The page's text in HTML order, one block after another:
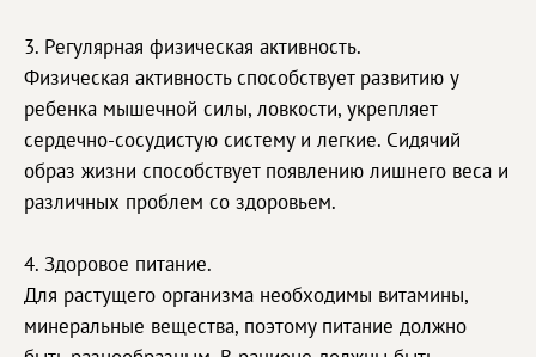
3. Регулярная физическая активность.
Физическая активность способствует развитию у
ребенка мышечной силы, ловкости, укрепляет
сердечно-сосудистую систему и легкие. Сидячий
образ жизни способствует появлению лишнего веса и
различных проблем со здоровьем.
4. Здоровое питание.
Для растущего организма необходимы витамины,
минеральные вещества, поэтому питание должно